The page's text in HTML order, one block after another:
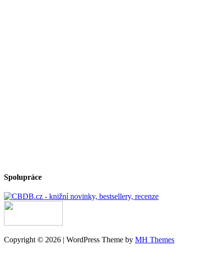
Spolupráce
Copyright © 2026 | WordPress Theme by MH Themes